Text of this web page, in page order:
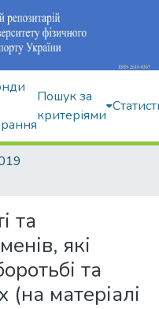
Пошук за
критеріями
та
які
та
(на матеріалі